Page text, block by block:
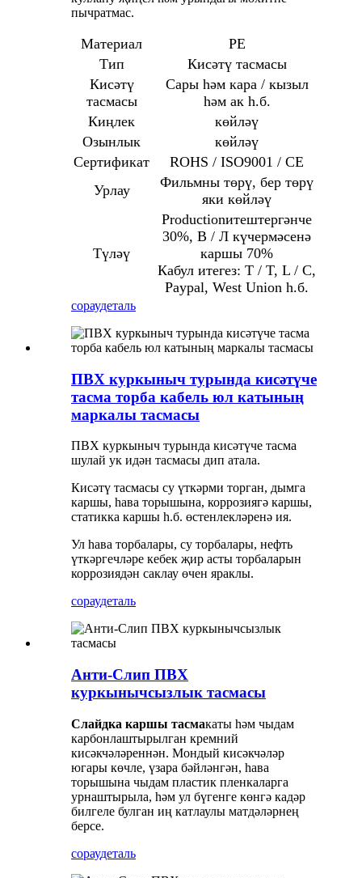
пычратмас.
Материал
PE
Тип
Кисәтү тасмасы
Кисәтү
тасмасы
Сары һәм кара / кызыл
һәм ак һ.б.
Киңлек
көйләү
Озынлык
көйләү
Сертификат
ROHS / ISO9001 / CE
Урлау
Фильмны төрү, бер төрү
яки көйләү
Түләү
Productionитештергәнче
30%, В / Л күчермәсенә
каршы 70%
Кабул итегез: T / T, L / C,
Paypal, West Union һ.б.
сораудеталь
ПВХ куркыныч турында кисәтүче
тасма торба кабель юл катының
маркалы тасмасы
ПВХ куркыныч турында кисәтүче тасма
шулай ук ​​идән тасмасы дип атала.
Кисәтү тасмасы су үткәрми торган, дымга
каршы, һава торышына, коррозиягә каршы,
статикка каршы һ.б. өстенлекләренә ия.
Ул һава торбалары, су торбалары, нефть
үткәргечләре кебек җир асты торбаларын
коррозиядән саклау өчен яраклы.
сораудеталь
Анти-Слип ПВХ
куркынычсызлык тасмасы
Слайдка каршы тасмакаты һәм чыдам
карбонлаштырылган кремний
кисәкчәләреннән. Мондый кисәкчәләр
югары көчле, үзара бәйләнгән, һава
торышына чыдам пластик пленкаларга
урнаштырыла, һәм ул бүгенге көнгә кадәр
билгеле булган иң катлаулы матдәләрнең
берсе.
сораудеталь